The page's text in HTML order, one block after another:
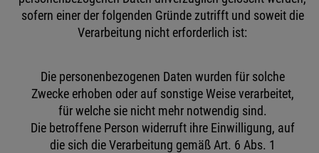
sofern einer der folgenden Gründe zutrifft und soweit die
Verarbeitung nicht erforderlich ist:
Die personenbezogenen Daten wurden für solche
Zwecke erhoben oder auf sonstige Weise verarbeitet,
für welche sie nicht mehr notwendig sind.
Die betroffene Person widerruft ihre Einwilligung, auf
die sich die Verarbeitung gemäß Art. 6 Abs. 1